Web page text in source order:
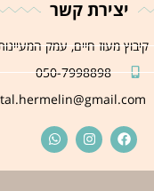
יצירת קשר
קיבוץ מעוז חיים, עמק המעיינות
050-7998898
tal.hermelin@gmail.com